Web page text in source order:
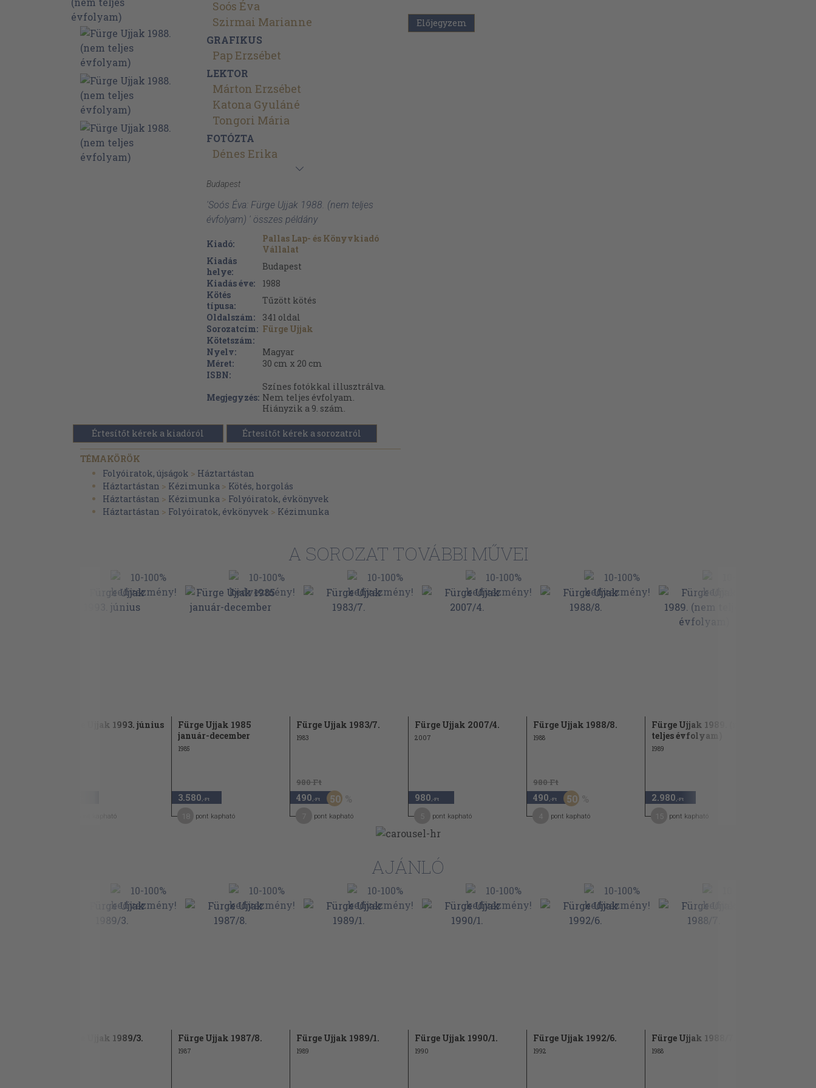
Soós Éva
Szirmai Marianne
GRAFIKUS
Pap Erzsébet
LEKTOR
Márton Erzsébet
Katona Gyuláné
Tongori Mária
FOTÓZTA
Dénes Erika
Budapest
'Soós Éva: Fürge Ujjak 1988. (nem teljes
évfolyam) ' összes példány
Kiadó:
Pallas Lap- és Könyvkiadó
Vállalat
Kiadás
helye:
Budapest
Kiadás éve:
1988
Kötés
típusa:
Tűzött kötés
Oldalszám:
341 oldal
Sorozatcím: Fürge Ujjak
Kötetszám:
Nyelv:
Magyar
Méret:
30 cm x 20 cm
ISBN:
Megjegyzés:
Színes fotókkal illusztrálva.
Nem teljes évfolyam.
Hiányzik a 9. szám.
Értesítőt kérek a kiadóról Értesítőt kérek a sorozatról
TÉMAKÖRÖK
Folyóiratok, újságok > Háztartástan
Háztartástan > Kézimunka > Kötés, horgolás
Háztartástan > Kézimunka > Folyóiratok, évkönyvek
Háztartástan > Folyóiratok, évkönyvek > Kézimunka
Előjegyzem
A SOROZAT TOVÁBBI MŰVEI
Fürge Ujjak 1993. június
pont kapható
Fürge Ujjak 1985
január-december
1985
3.580 ,-Ft
pont kapható
Fürge Ujjak 1983/7.
1983
980 Ft
490 ,-Ft 50
pont kapható
Fürge Ujjak 2007/4.
2007
980 ,-Ft
pont kapható
Fürge Ujjak 1988/8.
1988
980 Ft
490 ,-Ft 50
pont kapható
Fürge Ujjak 1989. (nem
teljes évfolyam)
1989
2.980 ,-Ft
pont kapható
AJÁNLÓ
Fürge Ujjak 1989/3. Fürge Ujjak 1987/8.
1987
Fürge Ujjak 1989/1.
1989
Fürge Ujjak 1990/1.
1990
Fürge Ujjak 1992/6.
1992
Fürge Ujjak 1988/7.
1988